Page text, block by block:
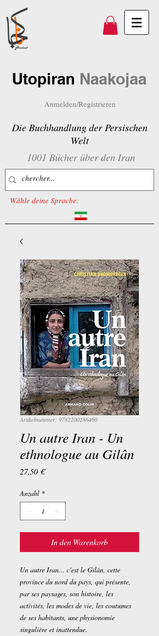
Utopiran Naakojaa
Anmelden/Registrieren
Die Buchhandlung der Persischen
Welt
1001 Bücher über den Iran
Wähle deine Sprache:
Artikelnummer: 9782200286460
Un autre Iran - Un
ethnologue au Gilân
27,50 €Preis
Anzahl *
In den Warenkorb
Un autre Iran... c'est le Gilân, cette
province du nord du pays, qui présente,
par ses paysages, son histoire, les
activités, les modes de vie, les coutumes
de ses habitants, une physionomie
singulière et inattendue.